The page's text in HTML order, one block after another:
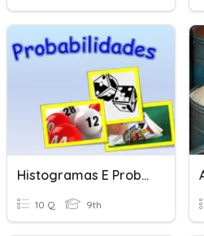
Histogramas E Probabilidades - 9ºD
10 Q 9th